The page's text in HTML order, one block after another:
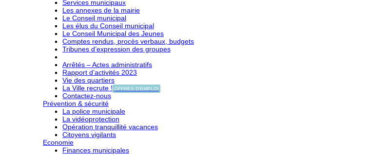
Services municipaux
Les annexes de la mairie
Le Conseil municipal
Les élus du Conseil municipal
Le Conseil Municipal des Jeunes
Comptes rendus, procès verbaux, budgets
Tribunes d’expression des groupes
Arrêtés – Actes administratifs
Rapport d’activités 2023
Vie des quartiers
La Ville recrute ! OFFRES D'EMPLOI
Contactez-nous
Prévention & sécurité
La police municipale
La vidéoprotection
Opération tranquillité vacances
Citoyens vigilants
Economie
Finances municipales